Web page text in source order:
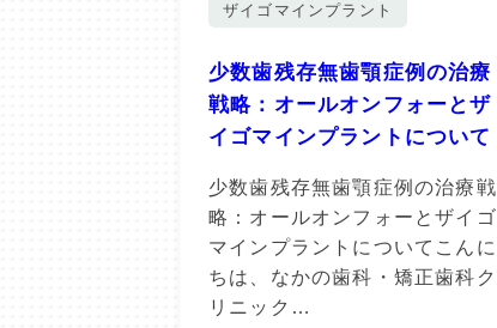
ザイゴマインプラント
少数歯残存無歯顎症例の治療
戦略：オールオンフォーとザ
イゴマインプラントについて
少数歯残存無歯顎症例の治療戦
略：オールオンフォーとザイゴ
マインプラントについてこんに
ちは、なかの歯科・矯正歯科ク
リニック…